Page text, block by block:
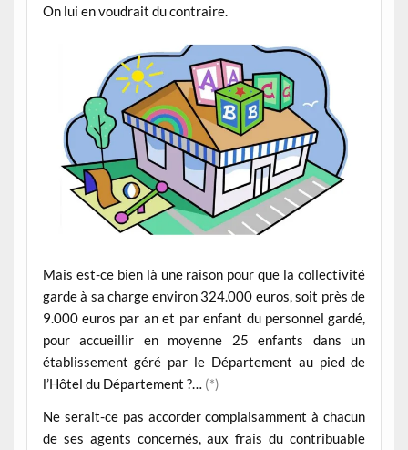
On lui en voudrait du contraire.
Mais est-ce bien là une raison pour que la collectivité
garde à sa charge environ 324.000 euros, soit près de
9.000 euros par an et par enfant du personnel gardé,
pour accueillir en moyenne 25 enfants dans un
établissement géré par le Département au pied de
l’Hôtel du Département ?… (*)
Ne serait-ce pas accorder complaisamment à chacun
de ses agents concernés, aux frais du contribuable